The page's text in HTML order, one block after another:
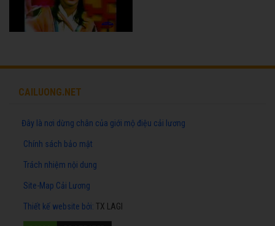
CAILUONG.NET
Đây là nơi dừng chân của giới mộ điệu cải lương
Chính sách bảo mật
Trách nhiệm nội dung
Site-Map Cải Lương
Thiết kế website bởi: TX LAGI